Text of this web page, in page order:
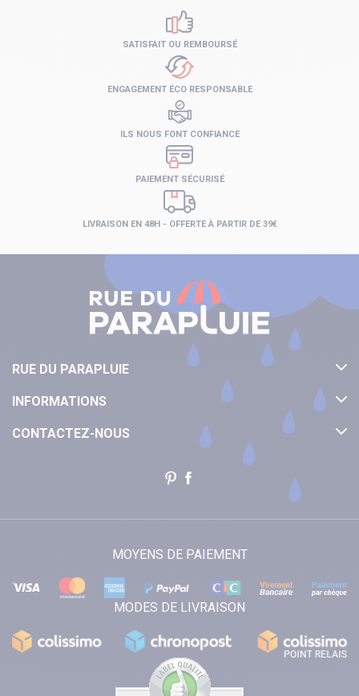
LIVRAISON EN 48H - OFFERTE À PARTIR DE 39€
PAIEMENT SÉCURISÉ
SATISFAIT OU REMBOURSÉ
ENGAGEMENT ÉCO RESPONSABLE
ILS NOUS FONT CONFIANCE
RUE DU PARAPLUIE
INFORMATIONS
CONTACTEZ-NOUS
MOYENS DE PAIEMENT
MODES DE LIVRAISON